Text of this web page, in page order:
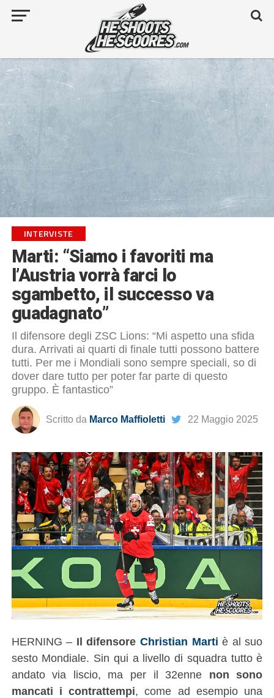
INTERVISTE
Marti: “Siamo i favoriti ma
l’Austria vorrà farci lo
sgambetto, il successo va
guadagnato”
Il difensore degli ZSC Lions: “Mi aspetto una sfida
dura. Arrivati ai quarti di finale tutti possono battere
tutti. Per me i Mondiali sono sempre speciali, so di
dover dare tutto per poter far parte di questo
gruppo. È fantastico”
Scritto da Marco Maffioletti 22 Maggio 2025
HERNING – Il difensore Christian Marti è al suo
sesto Mondiale. Sin qui a livello di squadra tutto è
andato via liscio, ma per il 32enne non sono
mancati i contrattempi, come ad esempio una